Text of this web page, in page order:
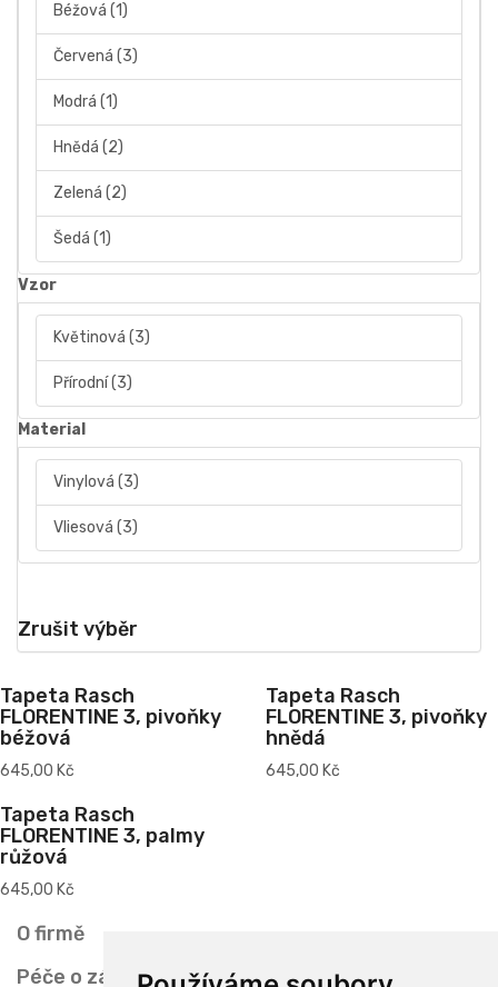
Béžová (1)
Červená (3)
Modrá (1)
Hnědá (2)
Zelená (2)
Šedá (1)
Vzor
Květinová (3)
Přírodní(3)
Material
Vinylová (3)
Vliesová (3)
Zrušit výběr
Tapeta Rasch
FLORENTINE 3, pivoňky
béžová
645,00 Kč
Tapeta Rasch
FLORENTINE 3, pivoňky
hnědá
645,00 Kč
Tapeta Rasch
FLORENTINE 3, palmy
růžová
645,00 Kč
O firmě
Péče o zákazníka